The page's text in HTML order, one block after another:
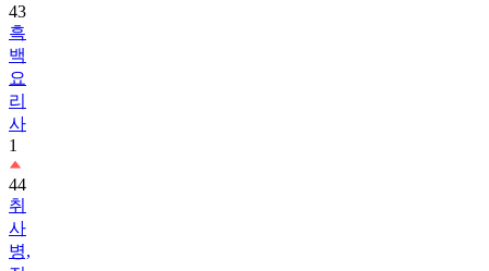
43
흑
백
요
리
사
1
44
취
사
병,